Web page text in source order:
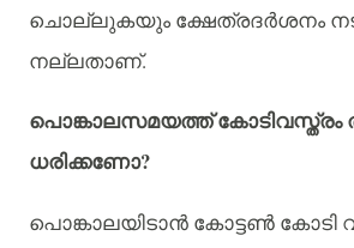
ചൊല്ലുകയും ക്ഷേത്രദർശനം
നല്ലതാണ്.
പൊങ്കാലസമയത്ത് കോടിവസ്ത്രം
ധരിക്കണോ?
പൊങ്കാലയിടാൻ കോട്ടൺ കോടി